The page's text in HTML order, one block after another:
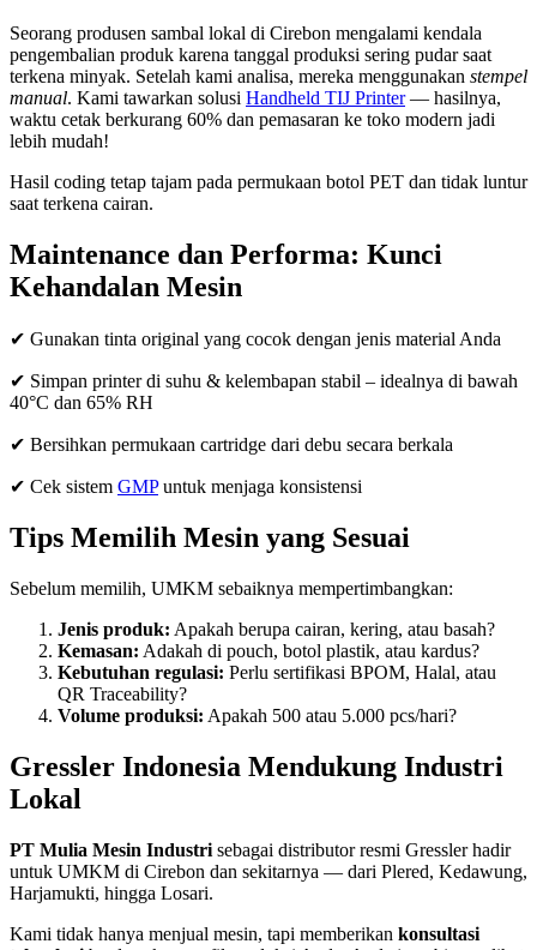
Seorang produsen sambal lokal di Cirebon mengalami kendala
pengembalian produk karena tanggal produksi sering pudar saat
terkena minyak. Setelah kami analisa, mereka menggunakan stempel
manual. Kami tawarkan solusi Handheld TIJ Printer— hasilnya,
waktu cetak berkurang 60% dan pemasaran ke toko modern jadi
lebih mudah!
Hasil coding tetap tajam pada permukaan botol PET dan tidak luntur
saat terkena cairan.
Maintenance dan Performa: Kunci
Kehandalan Mesin
✔ Gunakan tinta original yang cocok dengan jenis material Anda
✔ Simpan printer di suhu & kelembapan stabil – idealnya di bawah
40°C dan 65% RH
✔ Bersihkan permukaan cartridge dari debu secara berkala
✔ Cek sistem GMPuntuk menjaga konsistensi
Tips Memilih Mesin yang Sesuai
Sebelum memilih, UMKM sebaiknya mempertimbangkan:
Jenis produk: Apakah berupa cairan, kering, atau basah?
Kemasan: Adakah di pouch, botol plastik, atau kardus?
Kebutuhan regulasi: Perlu sertifikasi BPOM, Halal, atau
QR Traceability?
Volume produksi: Apakah 500 atau 5.000 pcs/hari?
Gressler Indonesia Mendukung Industri
Lokal
PT Mulia Mesin Industri sebagai distributor resmi Gressler hadir
untuk UMKM di Cirebon dan sekitarnya — dari Plered, Kedawung,
Harjamukti, hingga Losari.
Kami tidak hanya menjual mesin, tapi memberikan konsultasi